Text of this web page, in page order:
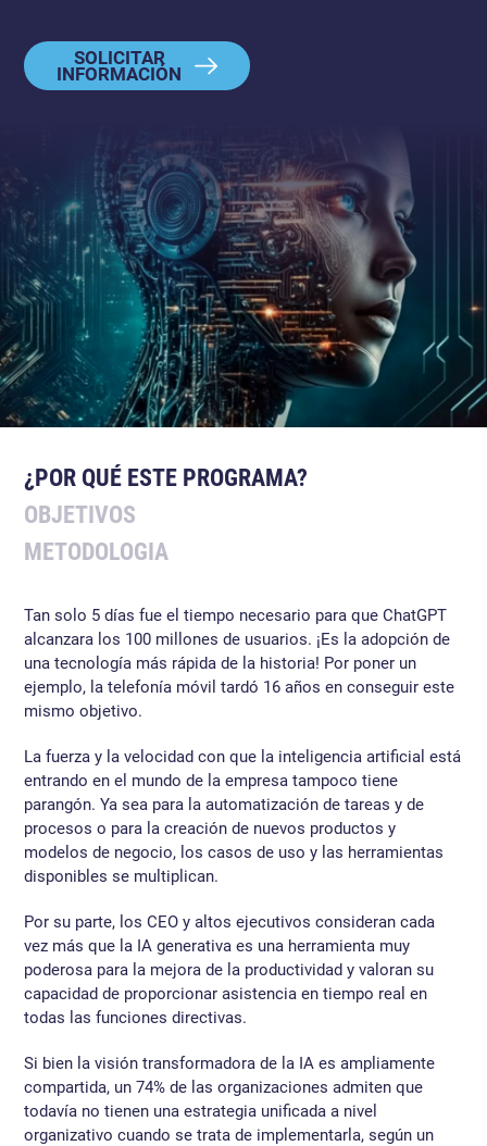
SOLICITAR
INFORMACIÓN
¿POR QUÉ ESTE PROGRAMA?
OBJETIVOS
METODOLOGIA
Tan solo 5 días fue el tiempo necesario para que ChatGPT
alcanzara los 100 millones de usuarios. ¡Es la adopción de
una tecnología más rápida de la historia! Por poner un
ejemplo, la telefonía móvil tardó 16 años en conseguir este
mismo objetivo.
La fuerza y la velocidad con que la inteligencia artificial está
entrando en el mundo de la empresa tampoco tiene
parangón. Ya sea para la automatización de tareas y de
procesos o para la creación de nuevos productos y
modelos de negocio, los casos de uso y las herramientas
disponibles se multiplican.
Por su parte, los CEO y altos ejecutivos consideran cada
vez más que la IA generativa es una herramienta muy
poderosa para la mejora de la productividad y valoran su
capacidad de proporcionar asistencia en tiempo real en
todas las funciones directivas.
Si bien la visión transformadora de la IA es ampliamente
compartida, un 74% de las organizaciones admiten que
todavía no tienen una estrategia unificada a nivel
organizativo cuando se trata de implementarla, según un